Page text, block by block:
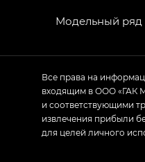
GS4 — Джи
Empow —
Модельный ряд
Все права на
входящим в ООО «ГАК
и соответствующими
извлечения прибыли
для целей личного